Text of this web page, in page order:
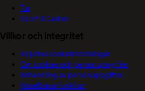
Tur
Sport & Casino
Villkor och integritet
Välj dina cookieinställningar
Om cookies och personuppgifter
Behandling av personuppgifter
Visselblåsarfunktion